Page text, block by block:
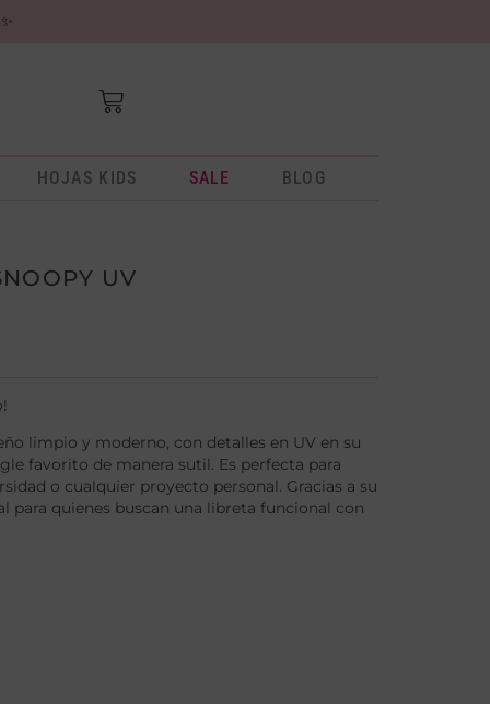
HOJAS KIDS SALE BLOG
UV
limpio y moderno, con detalles en UV en su
favorito de manera sutil. Es perfecta para
o cualquier proyecto personal. Gracias a su
para quienes buscan una libreta funcional con